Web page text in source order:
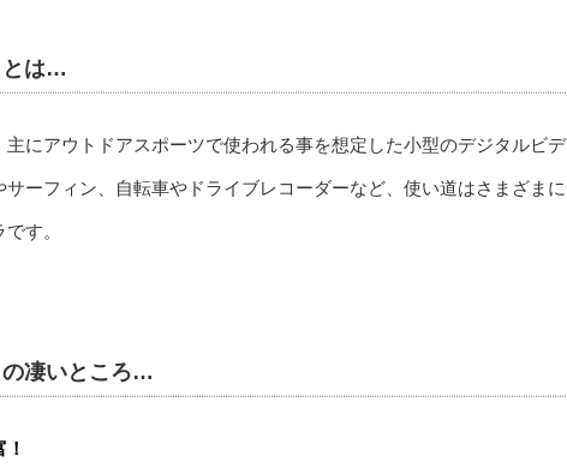
とは…
主にアウトドアスポーツで使われる事を想定した小型のデジタルビデ
ーフィン、自転車やドライブレコーダーなど、使い道はさまざまに
す。
凄いところ…